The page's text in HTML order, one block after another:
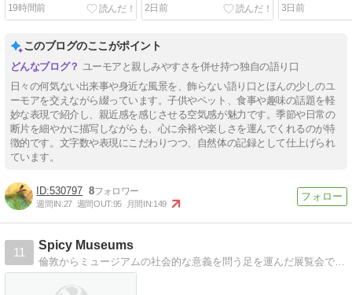
19時間前 2日前
3日前
このブログのここがポイント
ユーモアと親しみやすさを併せ持つ独自の語り口
日々の何気ない出来事や身近な風景を、飾らない語り口とほんの少しのユ
ーモアを交えながら綴っています。子供やペット、食事や趣味の話題を軽
妙な表現で紹介し、親近感を感じさせる空気感が魅力です。季節や日常の
断片を細やかに描写しながらも、心に余裕や楽しさを運んでくれるのが特
徴的です。文字数や表現にこだわりつつ、自然体の記録として仕上げられ
ています。
530797 8
週間IN:27 週間OUT:95 月間IN:149
11
Spicy Museums
倫敦からミュージアムの社会的な意義を問う足を運んだ展覧会で思ったこと、ミュージアムの文化表層について考えたことを綴る